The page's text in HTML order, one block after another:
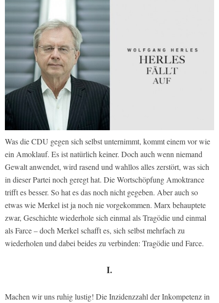
Was die CDU gegen sich selbst unternimmt, kommt einem vor wie
ein Amoklauf. Es ist natürlich keiner. Doch auch wenn niemand
Gewalt anwendet, wird rasend und wahllos alles zerstört, was sich
in dieser Partei noch geregt hat. Die Wortschöpfung Amoktrance
trifft es besser. So hat es das noch nicht gegeben. Aber auch so
etwas wie Merkel ist ja noch nie vorgekommen. Marx behauptete
zwar, Geschichte wiederhole sich einmal als Tragödie und einmal
als Farce – doch Merkel schafft es, sich selbst mehrfach zu
wiederholen und dabei beides zu verbinden: Tragödie und Farce.
I.
Machen wir uns ruhig lustig! Die Inzidenzzahl der Inkompetenz in